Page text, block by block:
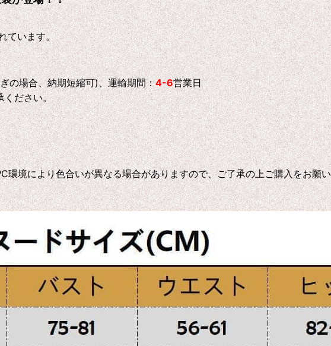
ています。
の場合、納期短縮可)、運輸期間：4-6営業日
ください。
境により色合いが異なる場合がありますので、ご了承の上ご購入をお願